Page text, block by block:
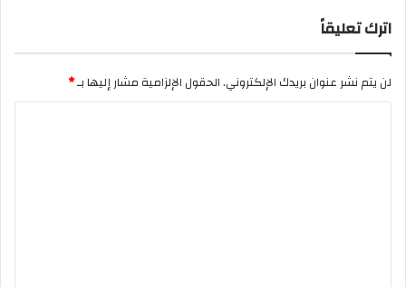
اترك تعليقاً
لن يتم نشر عنوان بريدك الإلكتروني.الحقول الإلزامية مشار إليها بـ*